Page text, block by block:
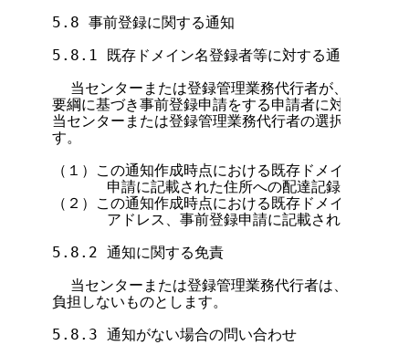
5.8 事前登録に関する通知
5.8.1 既存ドメイン名登録者等に対する通知
当センターまたは登録管理業務代行者が、既存ド
要綱に基づき事前登録申請をする申請者に対して通
当センターまたは登録管理業務代行者の選択による
す。
（１）この通知作成時点における既存ドメイン名登
申請に記載された住所への配達記録つき郵便
（２）この通知作成時点における既存ドメイン名登
アドレス、事前登録申請に記載されたメール
5.8.2 通知に関する免責
当センターまたは登録管理業務代行者は、前項の
負担しないものとします。
5.8.3 通知がない場合の問い合わせ